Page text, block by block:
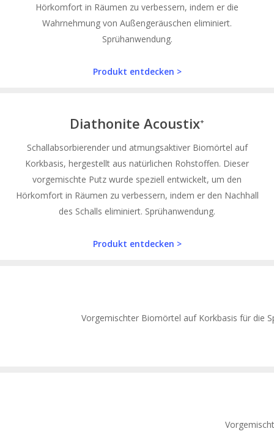
Hörkomfort in Räumen zu verbessern, indem er die
Wahrnehmung von Außengeräuschen eliminiert.
Sprühanwendung.
Produkt entdecken >
Diathonite Acoustix+
Schallabsorbierender und atmungsaktiver Biomörtel auf
Korkbasis, hergestellt aus natürlichen Rohstoffen. Dieser
vorgemischte Putz wurde speziell entwickelt, um den
Hörkomfort in Räumen zu verbessern, indem er den Nachhall
des Schalls eliminiert. Sprühanwendung.
Produkt entdecken >
Vorgemischter Biomörtel auf Korkbasis für die